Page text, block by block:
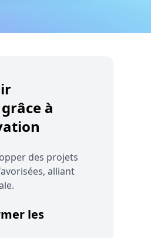
à
des projets
alliant
les